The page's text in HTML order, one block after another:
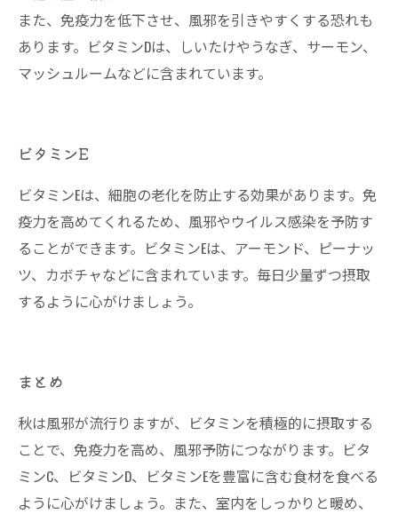
また、免疫力を低下させ、風邪を引きやすくする恐れも
あります。ビタミンDは、しいたけやうなぎ、サーモン、
マッシュルームなどに含まれています。
ビタミンE
ビタミンEは、細胞の老化を防止する効果があります。免
疫力を高めてくれるため、風邪やウイルス感染を予防す
ることができます。ビタミンEは、アーモンド、ピーナッ
ツ、カボチャなどに含まれています。毎日少量ずつ摂取
するように心がけましょう。
まとめ
秋は風邪が流行りますが、ビタミンを積極的に摂取する
ことで、免疫力を高め、風邪予防につながります。ビタ
ミンC、ビタミンD、ビタミンEを豊富に含む食材を食べる
ように心がけましょう。また、室内をしっかりと暖め、